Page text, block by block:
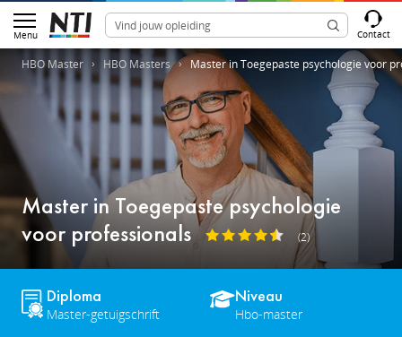
Menu Contact
HBO Master HBO Masters Master in Toegepaste psychologie voor
Master in Toegepaste psychologie
voor professionals
(2)
Diploma
Master-getuigschrift
Niveau
Hbo-master